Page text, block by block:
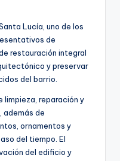
Lucía, uno de los
de
restauración integral
y preservar
del barrio.
limpieza, reparación y
además de
ornamentos y
del tiempo. El
del edificio y